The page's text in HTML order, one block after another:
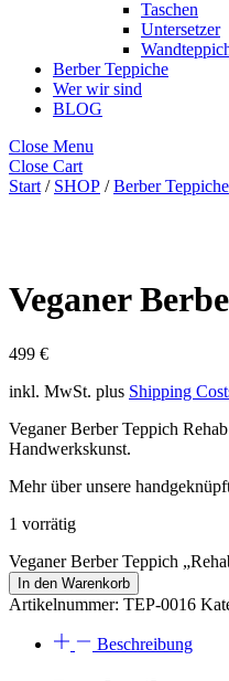
Taschen
Untersetzer
Berber Teppiche
Wer wir sind
BLOG
Close Menu
Close Cart
Start / SHOP /Berber Teppiche
Veganer
499 €
inkl. MwSt. plus Shipping
Veganer Berber Teppich
Handwerkskunst.
Mehr über unsere
1 vorrätig
Veganer Berber Teppich
In den Warenkorb
Artikelnummer: TEP-0016
Beschreibung